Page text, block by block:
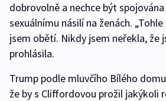
dobrovolně a nechce být
sexuálnímu násilí na ženách.
jsem obětí. Nikdy jsem neřekla, že
prohlásila.
Trump podle mluvčího Bílého
že by s Cliffordovou prožil jakýkoli